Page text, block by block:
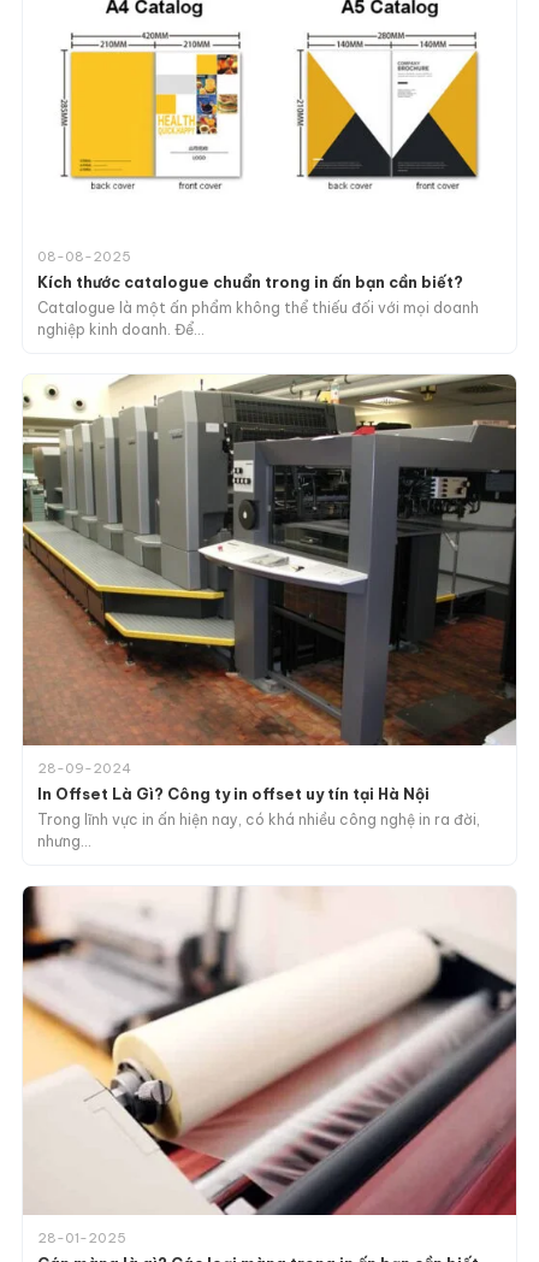
08-08-2025
Kích thước catalogue chuẩn trong in ấn bạn cần biết?
Catalogue là một ấn phẩm không thể thiếu đối với mọi doanh
nghiệp kinh doanh. Để…
28-09-2024
In Offset Là Gì? Công ty in offset uy tín tại Hà Nội
Trong lĩnh vực in ấn hiện nay, có khá nhiều công nghệ in ra đời,
nhưng…
28-01-2025